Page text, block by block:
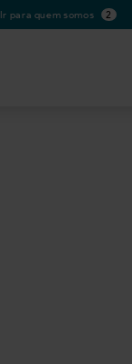
Ir para quem somos 2